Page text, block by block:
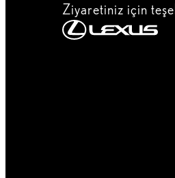
Ziyaretiniz için